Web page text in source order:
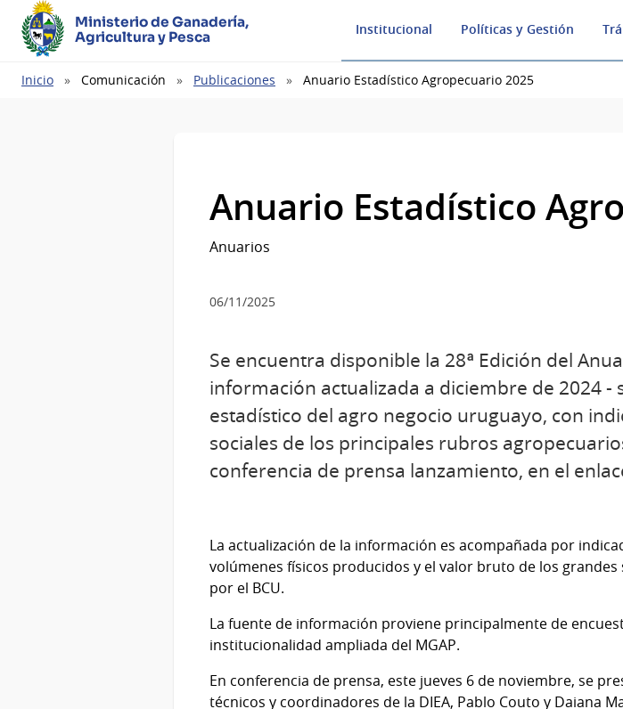
Ministerio de Ganadería,
Agricultura y Pesca
Institucional Políticas y Gestión
Ruta
Inicio Comunicación Publicaciones Anuario Estadístico Agropecuario 2025
Anuario Estadístico
Anuarios
06/11/2025
Se encuentra disponible la 28ª Edición del
información actualizada a diciembre de 2024
estadístico del agro negocio uruguayo, con
sociales de los principales rubros
conferencia de prensa lanzamiento, en el
La actualización de la información es acompañada por
volúmenes físicos producidos y el valor bruto de los
por el BCU.
La fuente de información proviene principalmente de
institucionalidad ampliada del MGAP.
En conferencia de prensa, este jueves 6 de noviembre, se
técnicos y coordinadores de la DIEA, Pablo Couto y Daiana